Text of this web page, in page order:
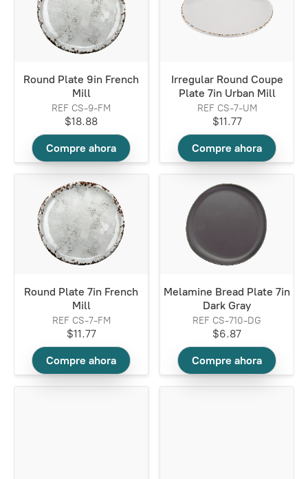
Round Plate 9in French
Mill
REF CS-9-FM
$18.88
Compre ahora
Irregular Round Coupe
Plate 7in Urban Mill
REF CS-7-UM
$11.77
Compre ahora
Round Plate 7in French
Mill
REF CS-7-FM
$11.77
Compre ahora
Melamine Bread Plate 7in
Dark Gray
REF CS-710-DG
$6.87
Compre ahora